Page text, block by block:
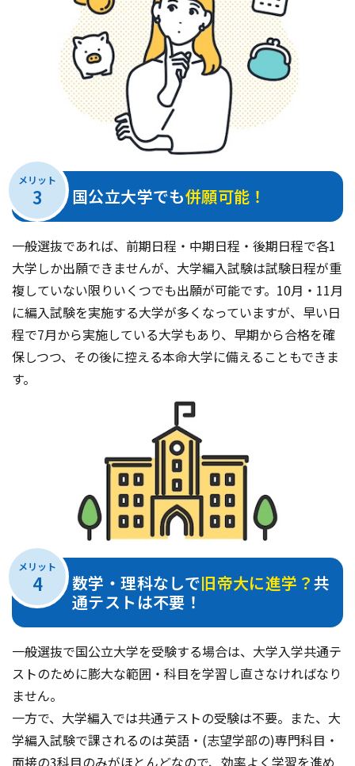
メリット
3 国公立大学でも併願可能！
一般選抜であれば、前期日程・中期日程・後期日程で各1
大学しか出願できませんが、大学編入試験は試験日程が重
複していない限りいくつでも出願が可能です。10月・11月
に編入試験を実施する大学が多くなっていますが、早い日
程で7月から実施している大学もあり、早期から合格を確
保しつつ、その後に控える本命大学に備えることもできま
す。
メリット
4 数学・理科なしで旧帝大に進学？共
通テストは不要！
一般選抜で国公立大学を受験する場合は、大学入学共通テ
ストのために膨大な範囲・科目を学習し直さなければなり
ません。
一方で、大学編入では共通テストの受験は不要。また、大
学編入試験で課されるのは英語・(志望学部の)専門科目・